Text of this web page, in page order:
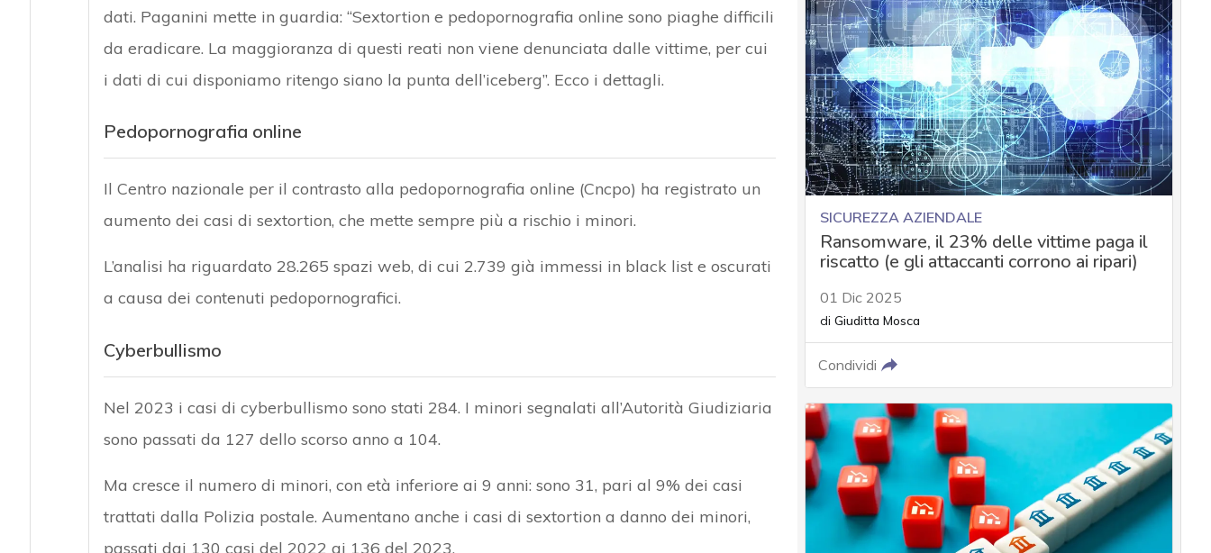
dati. Paganini mette in guardia: “Sextortion e pedopornografia online sono piaghe difficili
da eradicare. La maggioranza di questi reati non viene denunciata dalle vittime, per cui
i dati di cui disponiamo ritengo siano la punta dell’iceberg”. Ecco i dettagli.
Pedopornografia online
Il Centro nazionale per il contrasto alla pedopornografia online (Cncpo) ha registrato un
aumento dei casi di sextortion, che mette sempre più a rischio i minori.
L’analisi ha riguardato 28.265 spazi web, di cui 2.739 già immessi in black list e oscurati
a causa dei contenuti pedopornografici.
Cyberbullismo
Nel 2023 i casi di cyberbullismo sono stati 284. I minori segnalati all’Autorità Giudiziaria
sono passati da 127 dello scorso anno a 104.
Ma cresce il numero di minori, con età inferiore ai 9 anni: sono 31, pari al 9% dei casi
trattati dalla Polizia postale. Aumentano anche i casi di sextortion a danno dei minori,
passati dai 130 casi del 2022 ai 136 del 2023.
SICUREZZA AZIENDALE
Ransomware, il 23% delle vittime paga il
riscatto (e gli attaccanti corrono ai ripari)
01 Dic 2025
di Giuditta Mosca
Condividi